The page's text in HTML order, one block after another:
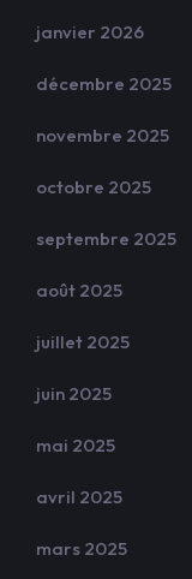
janvier 2026
décembre 2025
novembre 2025
octobre 2025
septembre 2025
août 2025
juillet 2025
juin 2025
mai 2025
avril 2025
mars 2025